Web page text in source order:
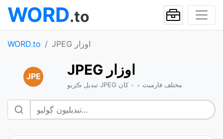
WORD.to
WORD.to JPEG اوزار
JPE JPEG اوزار
تبديل ڪريو JPEG مختلف فارميٽ ۾ ۽ کان